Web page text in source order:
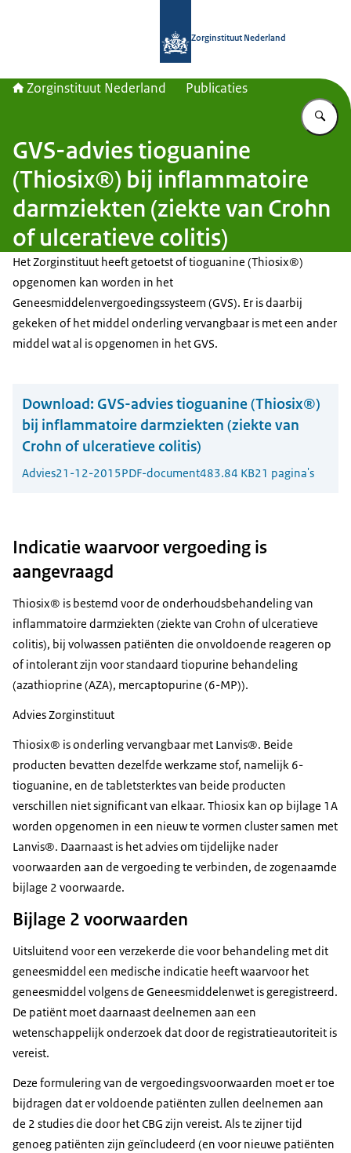
Zorginstituut Nederland
Zorginstituut Nederland Publicaties
GVS-advies tioguanine
(Thiosix®) bij inflammatoire
darmziekten (ziekte van Crohn
of ulceratieve colitis)
Het Zorginstituut heeft getoetst of tioguanine (Thiosix®)
opgenomen kan worden in het
Geneesmiddelenvergoedingssysteem (GVS). Er is daarbij
gekeken of het middel onderling vervangbaar is met een ander
middel wat al is opgenomen in het GVS.
Download: GVS-advies tioguanine (Thiosix®)
bij inflammatoire darmziekten (ziekte van
Crohn of ulceratieve colitis)
Advies21-12-2015PDF-document483.84 KB21 pagina's
Indicatie waarvoor vergoeding is
aangevraagd
Thiosix® is bestemd voor de onderhoudsbehandeling van
inflammatoire darmziekten (ziekte van Crohn of ulceratieve
colitis), bij volwassen patiënten die onvoldoende reageren op
of intolerant zijn voor standaard tiopurine behandeling
(azathioprine (AZA), mercaptopurine (6-MP)).
Advies Zorginstituut
Thiosix® is onderling vervangbaar met Lanvis®. Beide
producten bevatten dezelfde werkzame stof, namelijk 6-
tioguanine, en de tabletsterktes van beide producten
verschillen niet significant van elkaar. Thiosix kan op bijlage 1A
worden opgenomen in een nieuw te vormen cluster samen met
Lanvis®. Daarnaast is het advies om tijdelijke nader
voorwaarden aan de vergoeding te verbinden, de zogenaamde
bijlage 2 voorwaarde.
Bijlage 2 voorwaarden
Uitsluitend voor een verzekerde die voor behandeling met dit
geneesmiddel een medische indicatie heeft waarvoor het
geneesmiddel volgens de Geneesmiddelenwet is geregistreerd.
De patiënt moet daarnaast deelnemen aan een
wetenschappelijk onderzoek dat door de registratieautoriteit is
vereist.
Deze formulering van de vergoedingsvoorwaarden moet er toe
bijdragen dat er voldoende patiënten zullen deelnemen aan
de 2 studies die door het CBG zijn vereist. Als te zijner tijd
genoeg patiënten zijn geïncludeerd (en voor nieuwe patiënten